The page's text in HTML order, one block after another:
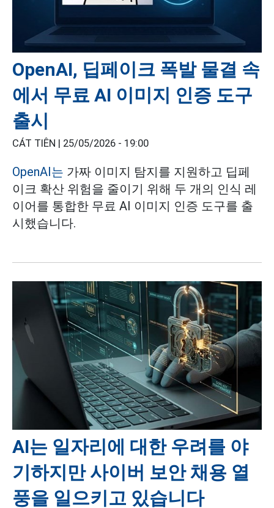
OpenAI, 딥페이크 폭발 물결 속
에서 무료 AI 이미지 인증 도구
출시
CÁT TIÊN | 25/05/2026 - 19:00
OpenAI는 가짜 이미지 탐지를 지원하고 딥페
이크 확산 위험을 줄이기 위해 두 개의 인식 레
이어를 통합한 무료 AI 이미지 인증 도구를 출
시했습니다.
AI는 일자리에 대한 우려를 야
기하지만 사이버 보안 채용 열
풍을 일으키고 있습니다